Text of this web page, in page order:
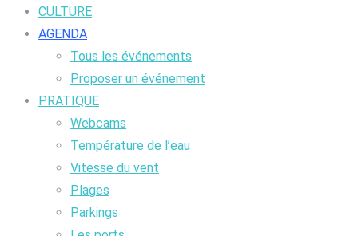
CULTURE
AGENDA
Tous les événements
Proposer un événement
PRATIQUE
Webcams
Température de l’eau
Vitesse du vent
Plages
Parkings